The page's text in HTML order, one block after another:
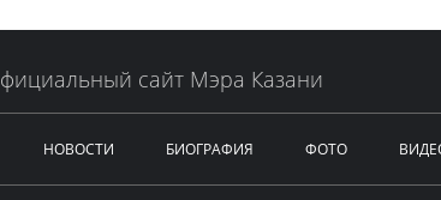
сайт Мэра Казани
НОВОСТИ БИОГРАФИЯ ФОТО